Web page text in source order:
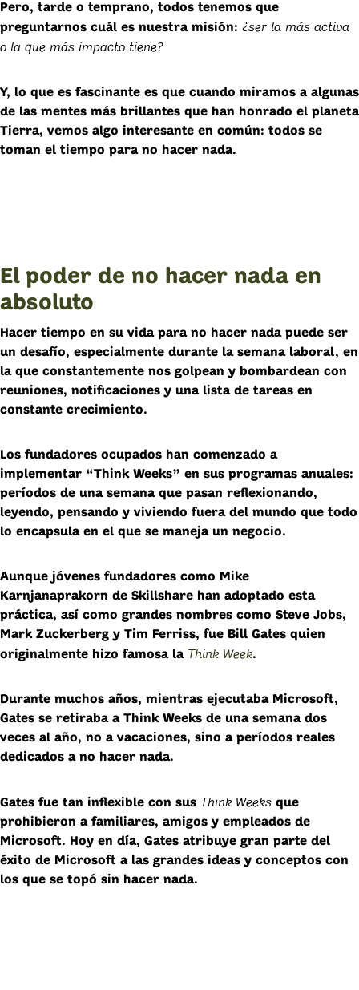
Pero, tarde o temprano, todos tenemos que
preguntarnos cuál es nuestra misión: ¿ser la más activa
o la que más impacto tiene?
Y, lo que es fascinante es que cuando miramos a algunas
de las mentes más brillantes que han honrado el planeta
Tierra, vemos algo interesante en común: todos se
toman el tiempo para no hacer nada.
El poder de no hacer nada en
absoluto
Hacer tiempo en su vida para no hacer nada puede ser
un desafío, especialmente durante la semana laboral, en
la que constantemente nos golpean y bombardean con
reuniones, notificaciones y una lista de tareas en
constante crecimiento.
Los fundadores ocupados han comenzado a
implementar “Think Weeks” en sus programas anuales:
períodos de una semana que pasan reflexionando,
leyendo, pensando y viviendo fuera del mundo que todo
lo encapsula en el que se maneja un negocio.
Aunque jóvenes fundadores como Mike
Karnjanaprakorn de Skillshare han adoptado esta
práctica, así como grandes nombres como Steve Jobs,
Mark Zuckerberg y Tim Ferriss, fue Bill Gates quien
originalmente hizo famosa la Think Week.
Durante muchos años, mientras ejecutaba Microsoft,
Gates se retiraba a Think Weeks de una semana dos
veces al año, no a vacaciones, sino a períodos reales
dedicados a no hacer nada.
Gates fue tan inflexible con sus Think Weeks que
prohibieron a familiares, amigos y empleados de
Microsoft. Hoy en día, Gates atribuye gran parte del
éxito de Microsoft a las grandes ideas y conceptos con
los que se topó sin hacer nada.